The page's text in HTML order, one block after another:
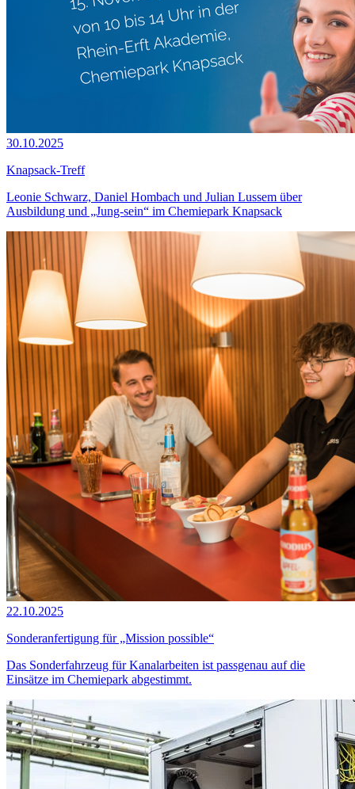
30.10.2025
Knapsack-Treff
Leonie Schwarz, Daniel Hombach und Julian Lussem über
Ausbildung und „Jung-sein“ im Chemiepark Knapsack
22.10.2025
Sonderanfertigung für „Mission possible“
Das Sonderfahrzeug für Kanalarbeiten ist passgenau auf die
Einsätze im Chemiepark abgestimmt.